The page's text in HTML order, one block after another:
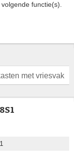
functie(s).
met vriesvak